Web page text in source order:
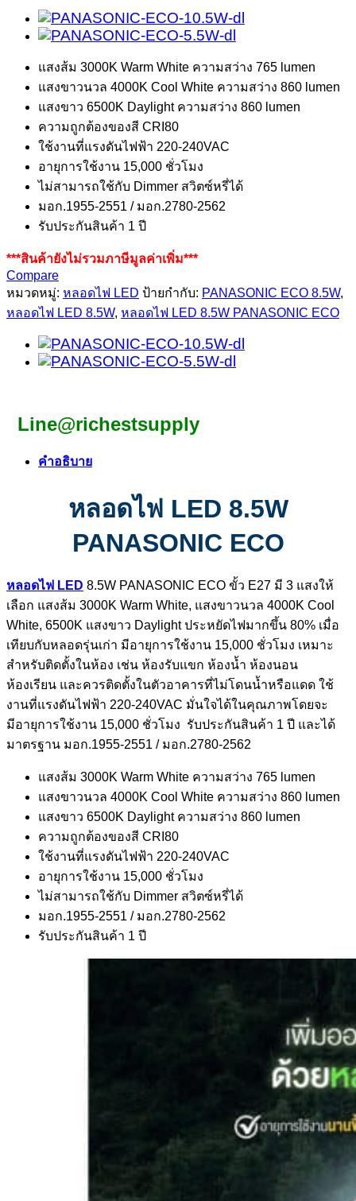
แสงส้ม 3000K Warm White ความสว่าง 765 lumen
แสงขาวนวล 4000K Cool White ความสว่าง 860 lumen
แสงขาว 6500K Daylight ความสว่าง 860 lumen
ความถูกต้องของสี CRI80
ใช้งานที่แรงดันไฟฟ้า 220-240VAC
อายุการใช้งาน 15,000 ชั่วโมง
ไม่สามารถใช้กับ Dimmer สวิตซ์หรี่ได้
มอก.1955-2551 / มอก.2780-2562
รับประกันสินค้า 1 ปี
***สินค้ายังไม่รวมภาษีมูลค่าเพิ่ม***
Compare
หมวดหมู่: หลอดไฟ LED ป้ายกำกับ: PANASONIC ECO 8.5W,
หลอดไฟ LED 8.5W, หลอดไฟ LED 8.5W PANASONIC ECO
Line@richestsupply
คำอธิบาย
หลอดไฟ LED 8.5W
PANASONIC ECO
หลอดไฟ LED 8.5W PANASONIC ECO ขั้ว E27 มี 3 แสงให้
เลือก แสงส้ม 3000K Warm White, แสงขาวนวล 4000K Cool
White, 6500K แสงขาว Daylight ประหยัดไฟมากขึ้น 80% เมื่อ
เทียบกับหลอดรุ่นเก่า มีอายุการใช้งาน 15,000 ชั่วโมง เหมาะ
สำหรับติดตั้งในห้อง เช่น ห้องรับแขก ห้องน้ำ ห้องนอน
ห้องเรียน และควรติดตั้งในตัวอาคารที่ไม่โดนน้ำหรือแดด ใช้
งานที่แรงดันไฟฟ้า 220-240VAC มั่นใจได้ในคุณภาพโดยจะ
มีอายุการใช้งาน 15,000 ชั่วโมง รับประกันสินค้า 1 ปี และได้
มาตรฐาน มอก.1955-2551 / มอก.2780-2562
แสงส้ม 3000K Warm White ความสว่าง 765 lumen
แสงขาวนวล 4000K Cool White ความสว่าง 860 lumen
แสงขาว 6500K Daylight ความสว่าง 860 lumen
ความถูกต้องของสี CRI80
ใช้งานที่แรงดันไฟฟ้า 220-240VAC
อายุการใช้งาน 15,000 ชั่วโมง
ไม่สามารถใช้กับ Dimmer สวิตซ์หรี่ได้
มอก.1955-2551 / มอก.2780-2562
รับประกันสินค้า 1 ปี